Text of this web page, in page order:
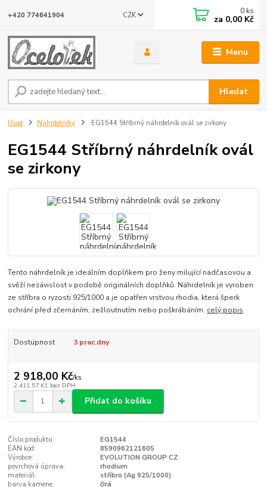
Menu
CZK
Hledat
+420 774641904 0 ks
za 0,00 Kč
Úvod Náhrdelníky EG1544 Stříbrný náhrdelník ovál se zirkony
EG1544 Stříbrný náhrdelník ovál
se zirkony
Tento náhrdelník je ideálním doplňkem pro ženy milující nadčasovou a
svěží nezávislost v podobě originálních doplňků. Náhrdelník je vyroben
ze stříbra o ryzosti 925/1000 a je opatřen vrstvou rhodia, která šperk
ochrání před zčernáním, zežloutnutím nebo poškrábáním. celý popis
Dostupnost 3 prac.dny
2 918,00 Kč/ks
2 411,57 Kč bez DPH
Přidat do košíku
Číslo produktu:
EG1544
EAN kód:
8590962121605
Výrobce:
EVOLUTION GROUP CZ
povrchová úprava:
rhodium
materiál:
stříbro (Ag 925/1000)
barva kamene:
čirá